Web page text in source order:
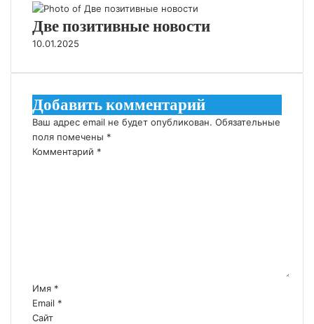
Две позитивные новости
10.01.2025
Добавить комментарий
Ваш адрес email не будет опубликован. Обязательные
поля помечены *
Комментарий *
Имя *
Email *
Сайт